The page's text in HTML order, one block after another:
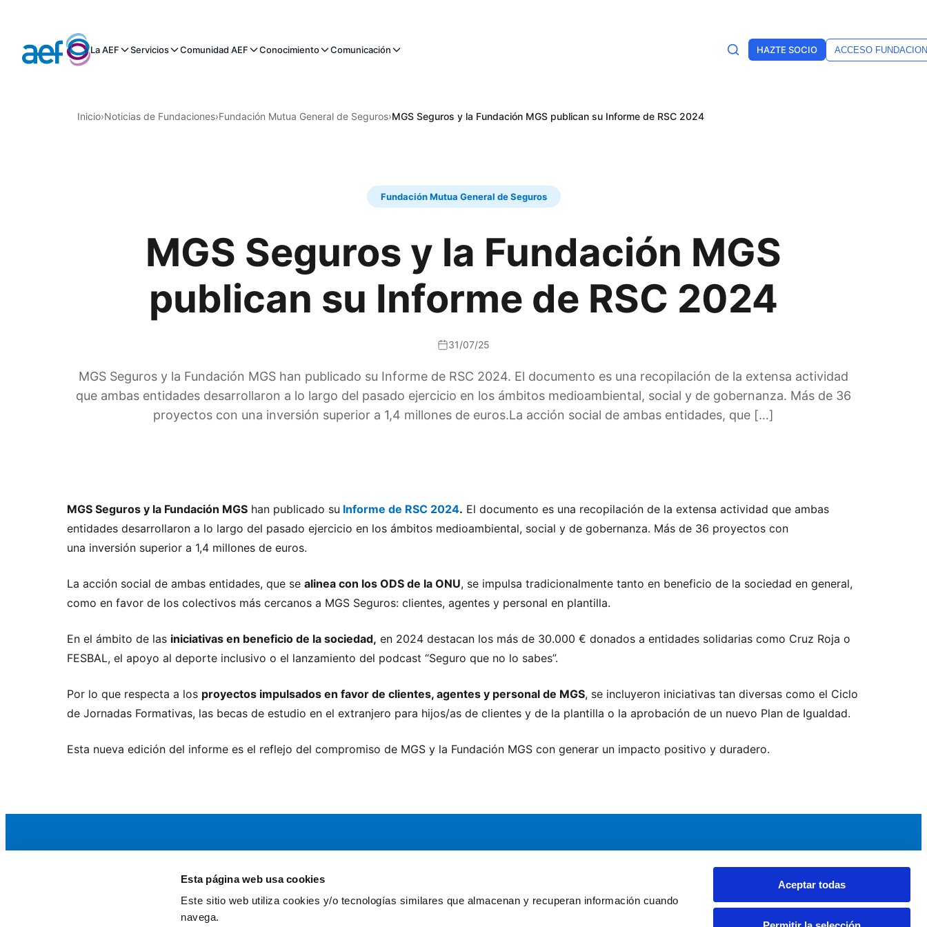
Esta página web usa cookies
Este sitio web utiliza cookies y/o tecnologías similares que almacenan y recuperan información cuando
navega.
Aceptar todas
La AEF Servicios Comunidad AEF Conocimiento Comunicación HAZTE SOCIO ACCESO
Inicio›Noticias de Fundaciones›Fundación Mutua General de Seguros›MGS Seguros y la Fundación MGS publican su Informe de RSC 2024
Fundación Mutua General de Seguros
MGS Seguros y la Fundación MGS
publican su Informe de RSC 2024
31/07/25
MGS Seguros y la Fundación MGS han publicado su Informe de RSC 2024. El documento es una recopilación de la extensa actividad
que ambas entidades desarrollaron a lo largo del pasado ejercicio en los ámbitos medioambiental, social y de gobernanza. Más de 36
proyectos con una inversión superior a 1,4 millones de euros.La acción social de ambas entidades, que […]
MGS Seguros y la Fundación MGS han publicado su Informe de RSC 2024. El documento es una recopilación de la extensa actividad que ambas
entidades desarrollaron a lo largo del pasado ejercicio en los ámbitos medioambiental, social y de gobernanza. Más de 36 proyectos con
una inversión superior a 1,4 millones de euros.
La acción social de ambas entidades, que se alinea con los ODS de la ONU, se impulsa tradicionalmente tanto en beneficio de la sociedad en general,
como en favor de los colectivos más cercanos a MGS Seguros: clientes, agentes y personal en plantilla.
En el ámbito de las iniciativas en beneficio de la sociedad, en 2024 destacan los más de 30.000 € donados a entidades solidarias como Cruz Roja o
FESBAL, el apoyo al deporte inclusivo o el lanzamiento del podcast “Seguro que no lo sabes”.
Por lo que respecta a los proyectos impulsados en favor de clientes, agentes y personal de MGS, se incluyeron iniciativas tan diversas como el Ciclo
de Jornadas Formativas, las becas de estudio en el extranjero para hijos/as de clientes y de la plantilla o la aprobación de un nuevo Plan de Igualdad.
Esta nueva edición del informe es el reflejo del compromiso de MGS y la Fundación MGS con generar un impacto positivo y duradero.
Quienes somos
Noticias y Eventos
Noticias AEF